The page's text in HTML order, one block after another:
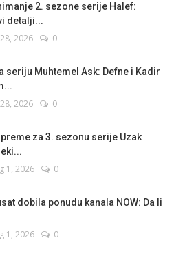
2. sezone serije Halef:
detalji...
28, 2026 0
seriju Muhtemel Ask: Defne i Kadir
28, 2026 0
za 3. sezonu serije Uzak
1, 2026 0
dobila ponudu kanala NOW: Da li
1, 2026 0